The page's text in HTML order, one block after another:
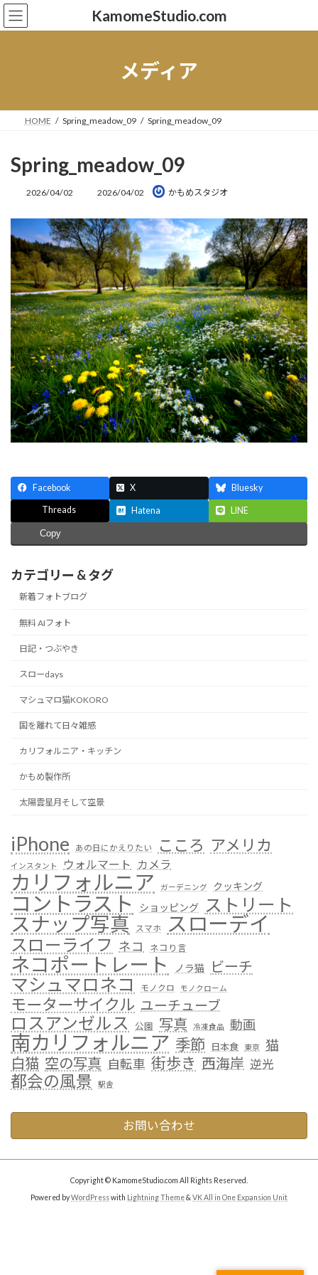
コ
ン
ナ
ビ
KamomeStudio.com
メディア
HOME Spring_meadow_09 Spring_meadow_09
Spring_meadow_09
2026/04/02
最
新
日
時
:
2026/04/02 かもめスタジオ
Facebook X Bluesky
Threads Hatena LINE
Copy
カテゴリー & タグ
新着フォトブログ
無料 AIフォト
日記・つぶやき
スローdays
マシュマロ猫KOKORO
国を離れて日々雑感
カリフォルニア・キッチン
かもめ製作所
太陽雲星月そして空景
iPhone あの日にかえりたい こころ アメリカ
インスタント ウォルマート カメラ
カリフォルニア ガーデニング クッキング
コントラスト ショッピング ストリート
スナップ写真 スマホ スローデイ
スローライフ ネコ ネコり言
ネコポートレート ノラ猫 ビーチ
マシュマロネコ モノクロ モノクローム
モーターサイクル ユーチューブ
ロスアンゼルス 公園 写真 冷凍食品 動画
南カリフォルニア 季節 日本食 東京 猫
白猫 空の写真 自転車 街歩き 西海岸 逆光
都会の風景 駅舎
お問い合わせ
Copyright © KamomeStudio.com All Rights Reserved.
Powered byWordPresswith Lightning Theme&VK All in One Expansion Unit